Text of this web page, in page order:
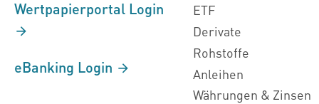
Wertpapierportal Login
eBanking Login
ETF
Derivate
Rohstoffe
Anleihen
Währungen & Zinsen